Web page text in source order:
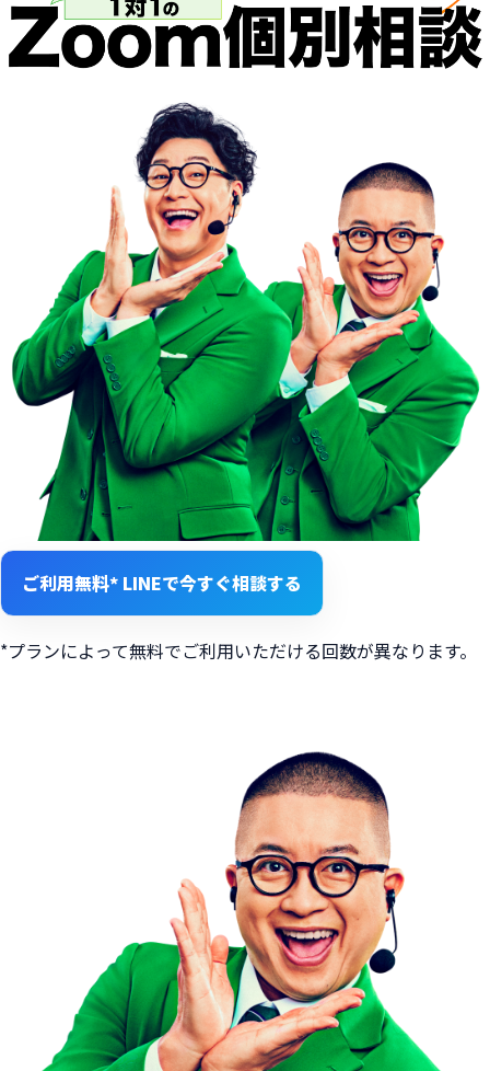
ご利用無料* LINEで今すぐ相談する
*プランによって無料でご利用いただける回数が異なります。